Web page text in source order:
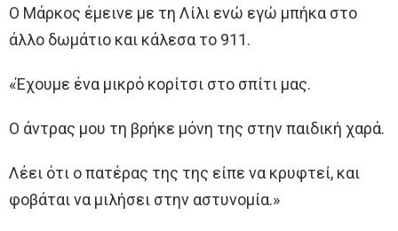
Ο Μάρκος έμεινε με τη Λίλι ενώ εγώ μπήκα στο
άλλο δωμάτιο και κάλεσα το 911.
«Έχουμε ένα μικρό κορίτσι στο σπίτι μας.
Ο άντρας μου τη βρήκε μόνη της στην παιδική χαρά.
Λέει ότι ο πατέρας της της είπε να κρυφτεί, και
φοβάται να μιλήσει στην αστυνομία.»